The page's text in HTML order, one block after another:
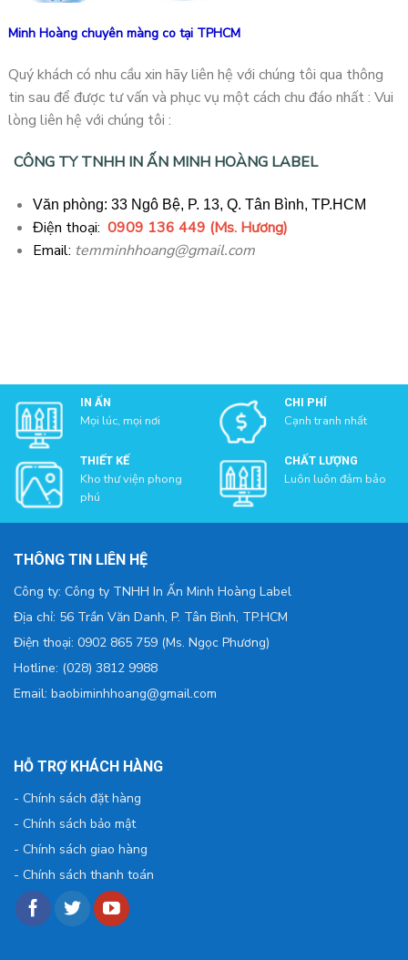
Minh Hoàng chuyên màng co tại TPHCM
Quý khách có nhu cầu xin hãy liên hệ với chúng tôi qua thông
tin sau để được tư vấn và phục vụ một cách chu đáo nhất : Vui
lòng liên hệ với chúng tôi :
CÔNG TY TNHH IN ẤN MINH HOÀNG LABEL
Văn phòng: 33 Ngô Bệ, P. 13, Q. Tân Bình, TP.HCM
Điện thoại: 0909 136 449 (Ms. Hương)
Email: temminhhoang@gmail.com
IN ẤN
Mọi lúc, mọi nơi
CHI PHÍ
Cạnh tranh nhất
THIẾT KẾ
Kho thư viện phong
phú
CHẤT LƯỢNG
Luôn luôn đảm bảo
THÔNG TIN LIÊN HỆ
Công ty: Công ty TNHH In Ấn Minh Hoàng Label
Địa chỉ: 56 Trần Văn Danh, P. Tân Bình, TP.HCM
Điện thoại: 0902 865 759 (Ms. Ngọc Phương)
Hotline: (028) 3812 9988
Email: baobiminhhoang@gmail.com
HỖ TRỢ KHÁCH HÀNG
- Chính sách đặt hàng
- Chính sách bảo mật
- Chính sách giao hàng
- Chính sách thanh toán